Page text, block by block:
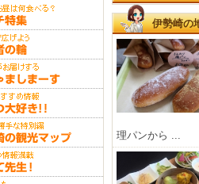
伊勢崎の
理パンから ...